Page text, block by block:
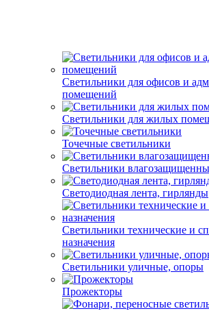
Светильники для офисов и
помещений
Светильники для жилых
Точечные светильники
Светильники
Светодиодная лента, гирлянды
Светильники технические и
назначения
Светильники уличные, опоры
Прожекторы